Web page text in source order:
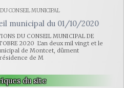
CONSEIL MUNICIPAL
municipal du 01/10/2020
DU CONSEIL MUNICIPAL DE
2020 L'an deux mil vingt et le
de Montcet, dûment
de M
du site